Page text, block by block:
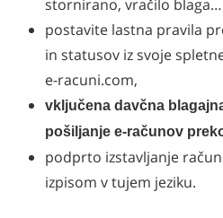
stornirano, vračilo
postavite lastna pravila
in statusov iz svoje
e-racuni.com,
vključena davčna
pošiljanje e-računov
podprto izstavljanje
izpisom v tujem jeziku.